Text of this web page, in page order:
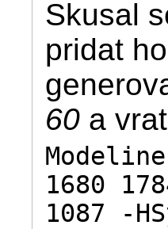
Skusal
pridat
60 a
1680
1087 -